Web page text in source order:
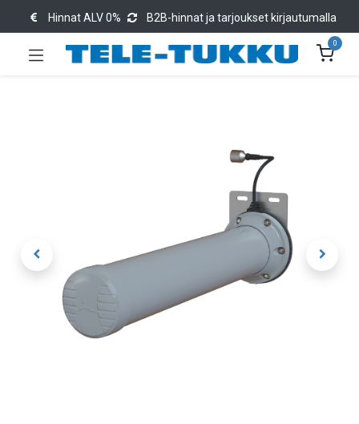
Hinnat ALV 0% B2B-hinnat ja tarjoukset kirjautumalla
0